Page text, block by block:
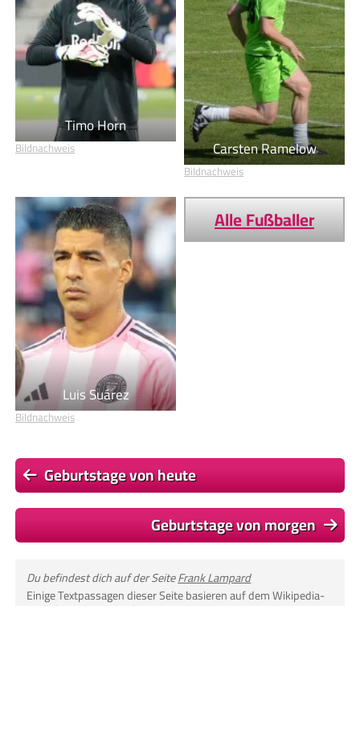
Timo Horn
Bildnachweis Carsten Ramelow
Bildnachweis
Luis Suárez
Bildnachweis
Alle Fußballer
Geburtstage von heute
Geburtstage von morgen
Du befindest dich auf der SeiteFrank Lampard
Einige Textpassagen dieser Seite basieren auf dem Wikipedia-
Artikel Frank Lampard, Lizenz: Liste